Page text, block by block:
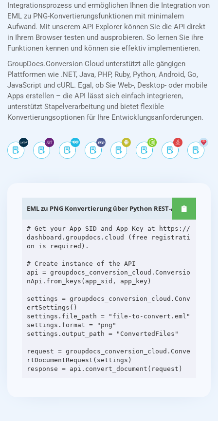
Integrationsprozess und ermöglichen Ihnen die Integration von
EML zu PNG-Konvertierungsfunktionen mit minimalem
Aufwand. Mit unserem API Explorer können Sie die API direkt
in Ihrem Browser testen und ausprobieren. So lernen Sie ihre
Funktionen kennen und können sie effektiv implementieren.
GroupDocs.Conversion Cloud unterstützt alle gängigen
Plattformen wie .NET, Java, PHP, Ruby, Python, Android, Go,
JavaScript und cURL. Egal, ob Sie Web-, Desktop- oder mobile
Apps erstellen – die API lässt sich einfach integrieren,
unterstützt Stapelverarbeitung und bietet flexible
Konvertierungsoptionen für Ihre Entwicklungsanforderungen.
EML zu PNG Konvertierung über Python REST-APIs
# Get your App SID and App Key at https://
dashboard.groupdocs.cloud (free registrati
on is required).
# Create instance of the API
api = groupdocs_conversion_cloud.Conversio
nApi.from_keys(app_sid, app_key)
settings = groupdocs_conversion_cloud.Conv
ertSettings()
settings.file_path = "file-to-convert.eml"
settings.format = "png"
settings.output_path = "ConvertedFiles"
request = groupdocs_conversion_cloud.Conve
rtDocumentRequest(settings)